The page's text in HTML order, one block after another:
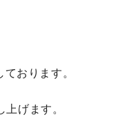
トサイト
おります。
げます。